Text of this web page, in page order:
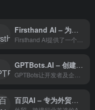
Firsthand AI – 为品牌和出版商打造的AI Agent平台
GPTBots.AI – 创建AI驱动的商业应用程序
百贝AI – 专为外贸和跨境行业设计的AI智能体平台